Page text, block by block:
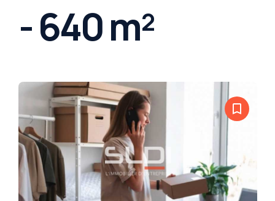
- 640 m²
bookmark_border